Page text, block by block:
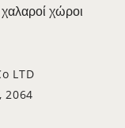
χαλαροί χώροι
LTD
2064